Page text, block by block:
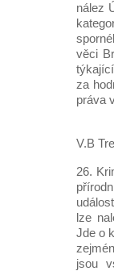
nález
věci
za
práva
V.B
26.
lze
Jde o
jsou